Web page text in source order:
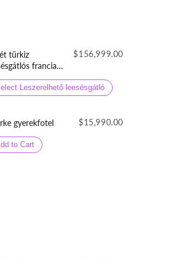
türkiz
francia
$156,999.00
Leszerelhető leesésgátló
gyerekfotel $15,990.00
to Cart